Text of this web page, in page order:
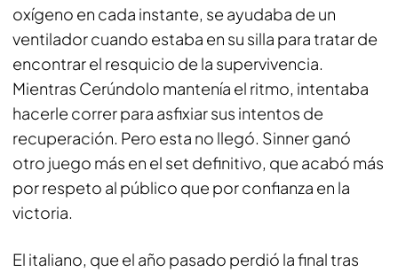
oxígeno en cada instante, se ayudaba de un
ventilador cuando estaba en su silla para tratar de
encontrar el resquicio de la supervivencia.
Mientras Cerúndolo mantenía el ritmo, intentaba
hacerle correr para asfixiar sus intentos de
recuperación. Pero esta no llegó. Sinner ganó
otro juego más en el set definitivo, que acabó más
por respeto al público que por confianza en la
victoria.
El italiano, que el año pasado perdió la final tras